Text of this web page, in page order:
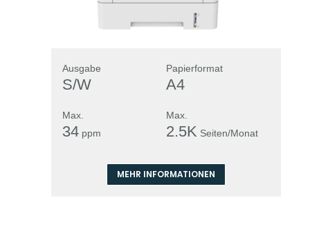
Ausgabe
S/W
Papierformat
A4
Max.
34 ppm
Max.
2.5K Seiten/Monat
MEHR INFORMATIONEN